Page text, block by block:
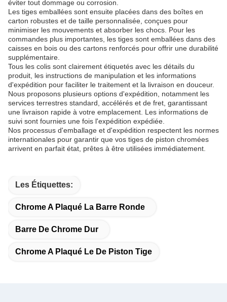
éviter tout dommage ou corrosion.
Les tiges emballées sont ensuite placées dans des boîtes en
carton robustes et de taille personnalisée, conçues pour
minimiser les mouvements et absorber les chocs. Pour les
commandes plus importantes, les tiges sont emballées dans des
caisses en bois ou des cartons renforcés pour offrir une durabilité
supplémentaire.
Tous les colis sont clairement étiquetés avec les détails du
produit, les instructions de manipulation et les informations
d'expédition pour faciliter le traitement et la livraison en douceur.
Nous proposons plusieurs options d'expédition, notamment les
services terrestres standard, accélérés et de fret, garantissant
une livraison rapide à votre emplacement. Les informations de
suivi sont fournies une fois l'expédition expédiée.
Nos processus d'emballage et d'expédition respectent les normes
internationales pour garantir que vos tiges de piston chromées
arrivent en parfait état, prêtes à être utilisées immédiatement.
Les Étiquettes:
Chrome A Plaqué La Barre Ronde
Barre De Chrome Dur
Chrome A Plaqué Le De Piston Tige